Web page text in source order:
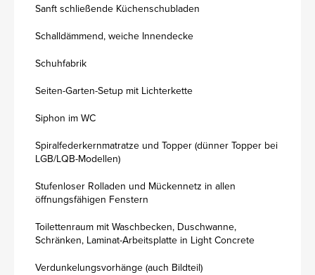
Sanft schließende Küchenschubladen
Schalldämmend, weiche Innendecke
Schuhfabrik
Seiten-Garten-Setup mit Lichterkette
Siphon im WC
Spiralfederkernmatratze und Topper (dünner Topper bei
LGB/LQB-Modellen)
Stufenloser Rolladen und Mückennetz in allen
öffnungsfähigen Fenstern
Toilettenraum mit Waschbecken, Duschwanne,
Schränken, Laminat-Arbeitsplatte in Light Concrete
Verdunkelungsvorhänge (auch Bildteil)